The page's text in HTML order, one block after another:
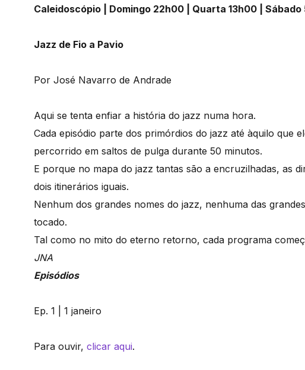
Caleidoscópio | Domingo 22h00 | Quarta 13h00 | Sábado
Jazz de Fio a Pavio
Por José Navarro de Andrade
Aqui se tenta enfiar a história do jazz numa hora.
Cada episódio parte dos primórdios do jazz até àquilo que
percorrido em saltos de pulga durante 50 minutos.
E porque no mapa do jazz tantas são a encruzilhadas, as
dois itinerários iguais.
Nenhum dos grandes nomes do jazz, nenhuma das
tocado.
Tal como no mito do eterno retorno, cada programa
JNA
Episódios
Ep. 1 | 1 janeiro
Para ouvir, clicar aqui.